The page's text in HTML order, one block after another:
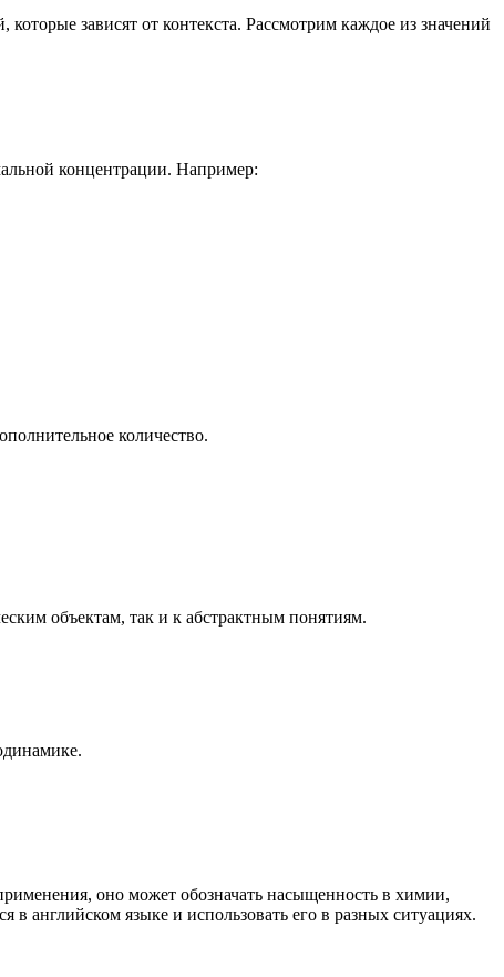
зависят от контекста. Рассмотрим каждое из значений
концентрации. Например:
количество.
объектам, так и к абстрактным понятиям.
оно может обозначать насыщенность в химии,
английском языке и использовать его в разных ситуациях.